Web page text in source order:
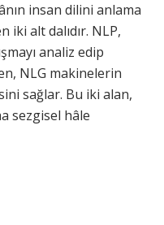
insan dilini anlama
alt dalıdır. NLP,
analiz edip
NLG makinelerin
sağlar. Bu iki alan,
sezgisel hâle